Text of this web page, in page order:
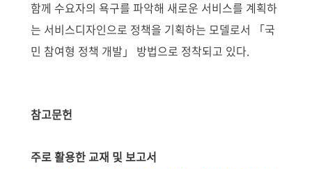
함께 수요자의 욕구를 파악해 새로운 서비스를 계획하
는 서비스디자인으로 정책을 기획하는 모델로서 「국
민 참여형 정책 개발」 방법으로 정착되고 있다.
참고문헌
주로 활용한 교재 및 보고서